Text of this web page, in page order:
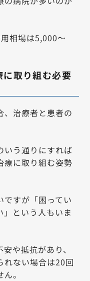
相場は5,000〜
取り組む必要
、治療者と患者の
いう通りにすれば
療に取り組む姿勢
ですが「困ってい
という人もいま
や抵抗があり、
れない場合は20回
。